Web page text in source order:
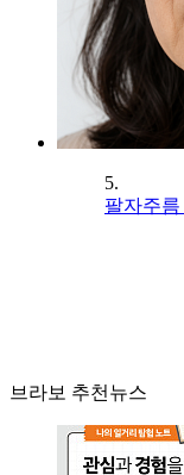
5.
팔자주
브라보 추천뉴스